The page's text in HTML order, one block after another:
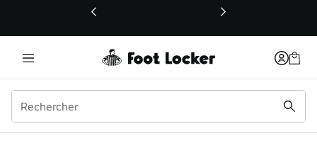
Ce lien ouvrira une nouvelle fenêtre